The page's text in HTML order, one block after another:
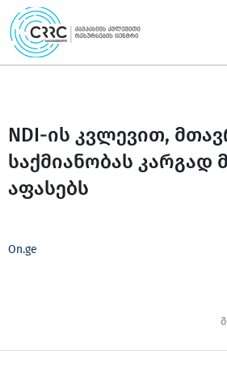
Skip
to
content
NDI-ის კვლევით,
საქმიანობას კარგად
აფასებს
On.ge